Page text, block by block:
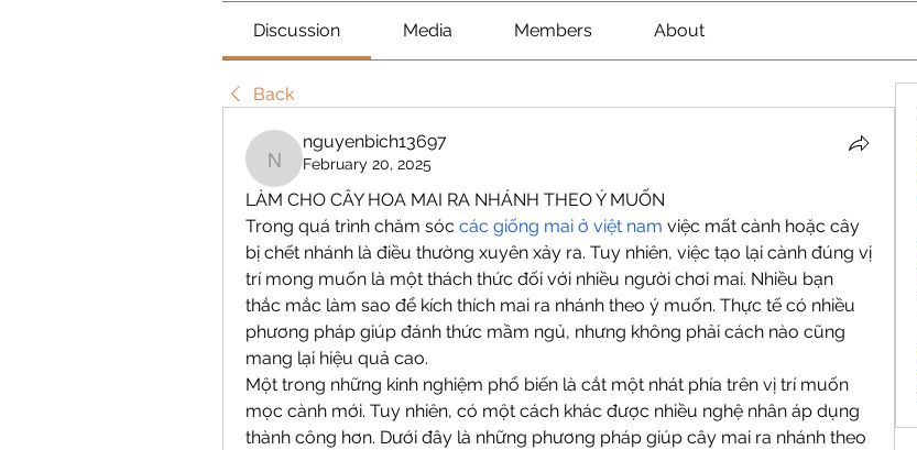
Discussion Media Members About
Back
nguyenbich13697
nguyenbich13697
February 20, 2025
LÀM CHO CÂY HOA MAI RA NHÁNH THEO Ý MUỐN
Trong quá trình chăm sóc các giống mai ở việt nam việc mất cành hoặc cây
bị chết nhánh là điều thường xuyên xảy ra. Tuy nhiên, việc tạo lại cành đúng vị
trí mong muốn là một thách thức đối với nhiều người chơi mai. Nhiều bạn
thắc mắc làm sao để kích thích mai ra nhánh theo ý muốn. Thực tế có nhiều
phương pháp giúp đánh thức mầm ngủ, nhưng không phải cách nào cũng
mang lại hiệu quả cao.
Một trong những kinh nghiệm phổ biến là cắt một nhát phía trên vị trí muốn
mọc cành mới. Tuy nhiên, có một cách khác được nhiều nghệ nhân áp dụng
thành công hơn. Dưới đây là những phương pháp giúp cây mai ra nhánh theo